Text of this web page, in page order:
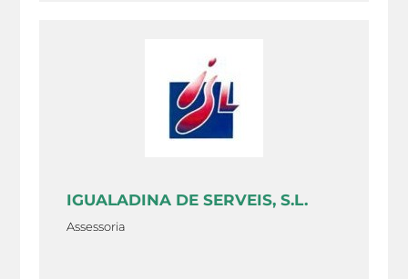
IGUALADINA DE SERVEIS, S.L.
Assessoria